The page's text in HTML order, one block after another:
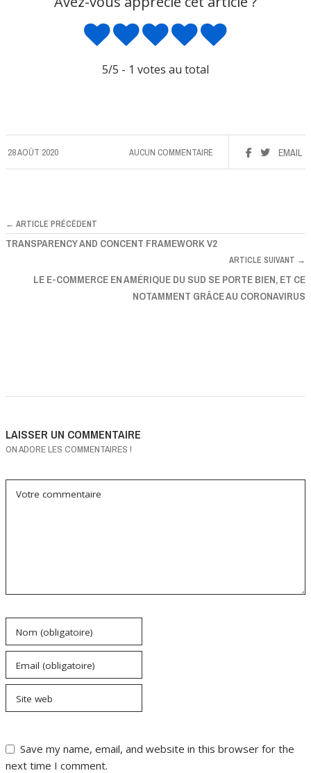
5/5 - 1 votes au total
28 AOÛT 2020 EMAIL
AUCUN COMMENTAIRE
← ARTICLE PRÉCÉDENT
TRANSPARENCY AND CONCENT FRAMEWORK V2
ARTICLE SUIVANT →
LE E-COMMERCE EN AMÉRIQUE DU SUD SE PORTE BIEN, ET CE
NOTAMMENT GRÂCE AU CORONAVIRUS
LAISSER UN COMMENTAIRE
ON ADORE LES COMMENTAIRES !
Votre commentaire
Nom (obligatoire)
Email (obligatoire)
Site web
Save my name, email, and website in this browser for the
next time I comment.